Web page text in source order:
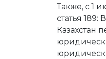
Также, с 1
статья
Казахстан